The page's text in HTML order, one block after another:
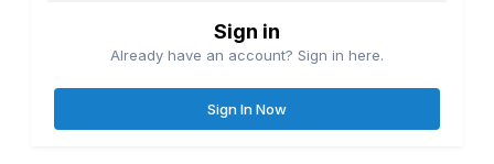
Sign in
Already have an account? Sign in here.
Sign In Now